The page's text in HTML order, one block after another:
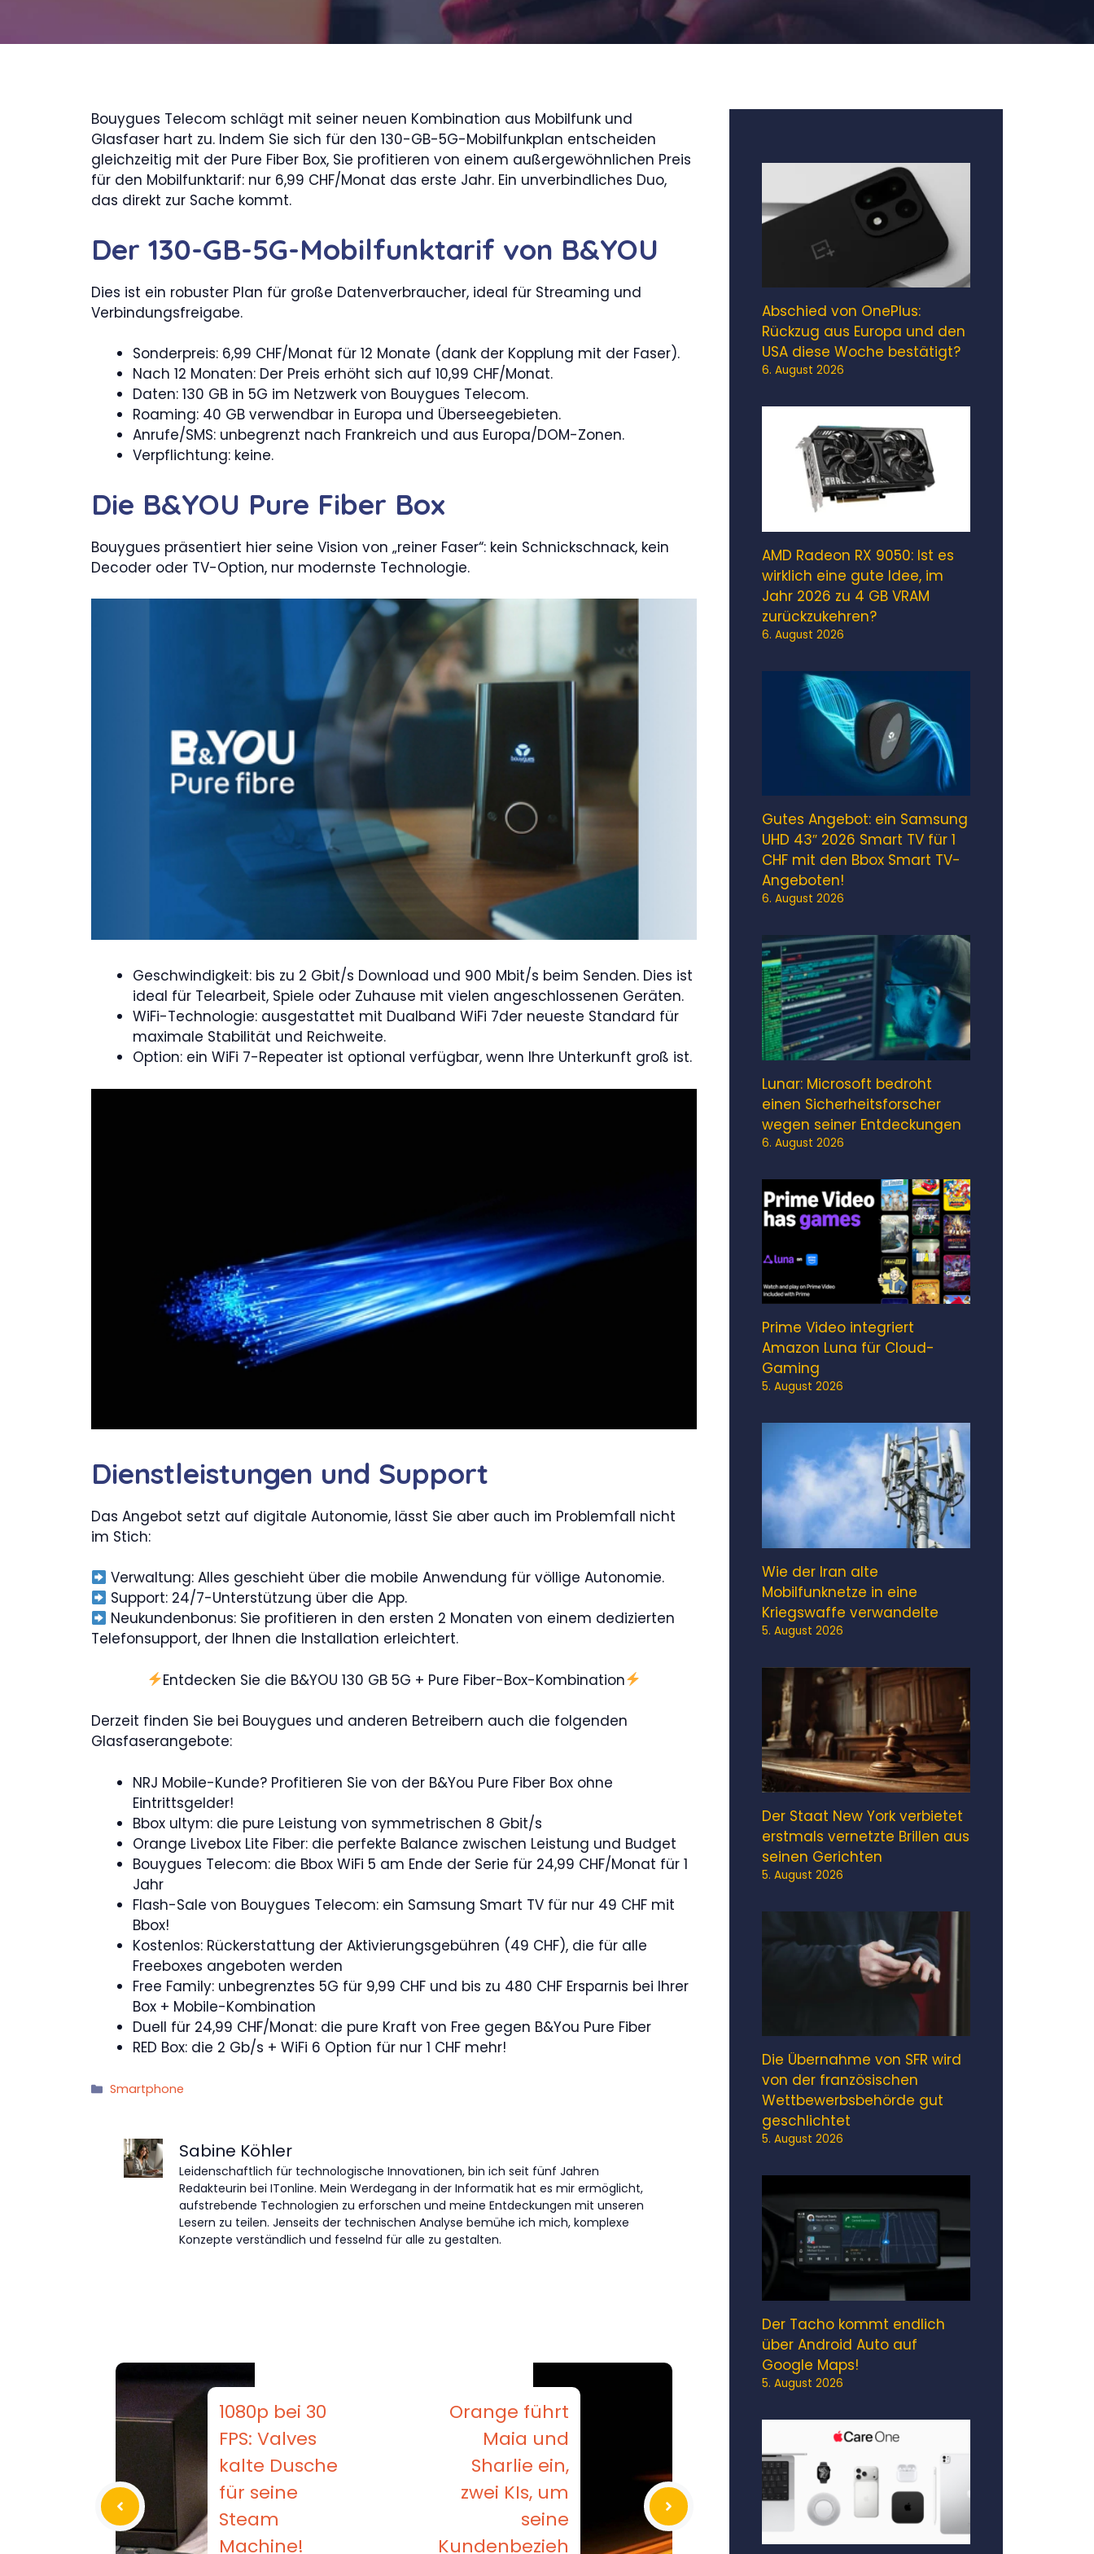
Bouygues Telecom schlägt mit seiner neuen Kombination aus Mobilfunk und
Glasfaser hart zu. Indem Sie sich für den 130-GB-5G-Mobilfunkplan entscheiden
gleichzeitig mit der Pure Fiber Box, Sie profitieren von einem außergewöhnlichen Preis
für den Mobilfunktarif: nur 6,99 CHF/Monat das erste Jahr. Ein unverbindliches Duo,
das direkt zur Sache kommt.
Der 130-GB-5G-Mobilfunktarif von B&YOU
Dies ist ein robuster Plan für große Datenverbraucher, ideal für Streaming und
Verbindungsfreigabe.
Sonderpreis: 6,99 CHF/Monat für 12 Monate (dank der Kopplung mit der Faser).
Nach 12 Monaten: Der Preis erhöht sich auf 10,99 CHF/Monat.
Daten: 130 GB in 5G im Netzwerk von Bouygues Telecom.
Roaming: 40 GB verwendbar in Europa und Überseegebieten.
Anrufe/SMS: unbegrenzt nach Frankreich und aus Europa/DOM-Zonen.
Verpflichtung: keine.
Die B&YOU Pure Fiber Box
Bouygues präsentiert hier seine Vision von „reiner Faser“: kein Schnickschnack, kein
Decoder oder TV-Option, nur modernste Technologie.
Geschwindigkeit: bis zu 2 Gbit/s Download und 900 Mbit/s beim Senden. Dies ist
ideal für Telearbeit, Spiele oder Zuhause mit vielen angeschlossenen Geräten.
WiFi-Technologie: ausgestattet mit Dualband WiFi 7der neueste Standard für
maximale Stabilität und Reichweite.
Option: ein WiFi 7-Repeater ist optional verfügbar, wenn Ihre Unterkunft groß ist.
Dienstleistungen und Support
Das Angebot setzt auf digitale Autonomie, lässt Sie aber auch im Problemfall nicht
im Stich:
Verwaltung: Alles geschieht über die mobile Anwendung für völlige Autonomie.
Support: 24/7-Unterstützung über die App.
Neukundenbonus: Sie profitieren in den ersten 2 Monaten von einem dedizierten
Telefonsupport, der Ihnen die Installation erleichtert.
Entdecken Sie die B&YOU 130 GB 5G + Pure Fiber-Box-Kombination
Derzeit finden Sie bei Bouygues und anderen Betreibern auch die folgenden
Glasfaserangebote:
NRJ Mobile-Kunde? Profitieren Sie von der B&You Pure Fiber Box ohne
Eintrittsgelder!
Bbox ultym: die pure Leistung von symmetrischen 8 Gbit/s
Orange Livebox Lite Fiber: die perfekte Balance zwischen Leistung und Budget
Bouygues Telecom: die Bbox WiFi 5 am Ende der Serie für 24,99 CHF/Monat für 1
Jahr
Flash-Sale von Bouygues Telecom: ein Samsung Smart TV für nur 49 CHF mit
Bbox!
Kostenlos: Rückerstattung der Aktivierungsgebühren (49 CHF), die für alle
Freeboxes angeboten werden
Free Family: unbegrenztes 5G für 9,99 CHF und bis zu 480 CHF Ersparnis bei Ihrer
Box + Mobile-Kombination
Duell für 24,99 CHF/Monat: die pure Kraft von Free gegen B&You Pure Fiber
RED Box: die 2 Gb/s + WiFi 6 Option für nur 1 CHF mehr!
Kategorien
Smartphone
Sabine Köhler
Leidenschaftlich für technologische Innovationen, bin ich seit fünf Jahren
Redakteurin bei ITonline. Mein Werdegang in der Informatik hat es mir ermöglicht,
aufstrebende Technologien zu erforschen und meine Entdeckungen mit unseren
Lesern zu teilen. Jenseits der technischen Analyse bemühe ich mich, komplexe
Konzepte verständlich und fesselnd für alle zu gestalten.
1080p bei 30
FPS: Valves
kalte Dusche
für seine
Steam
Machine!
Orange führt
Maia und
Sharlie ein,
zwei KIs, um
seine
Kundenbezieh
Abschied von OnePlus:
Rückzug aus Europa und den
USA diese Woche bestätigt?
6. August 2026
AMD Radeon RX 9050: Ist es
wirklich eine gute Idee, im
Jahr 2026 zu 4 GB VRAM
zurückzukehren?
6. August 2026
Gutes Angebot: ein Samsung
UHD 43″ 2026 Smart TV für 1
CHF mit den Bbox Smart TV-
Angeboten!
6. August 2026
Lunar: Microsoft bedroht
einen Sicherheitsforscher
wegen seiner Entdeckungen
6. August 2026
Prime Video integriert
Amazon Luna für Cloud-
Gaming
5. August 2026
Wie der Iran alte
Mobilfunknetze in eine
Kriegswaffe verwandelte
5. August 2026
Der Staat New York verbietet
erstmals vernetzte Brillen aus
seinen Gerichten
5. August 2026
Die Übernahme von SFR wird
von der französischen
Wettbewerbsbehörde gut
geschlichtet
5. August 2026
Der Tacho kommt endlich
über Android Auto auf
Google Maps!
5. August 2026